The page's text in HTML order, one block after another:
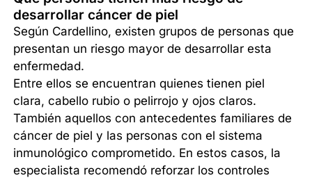
desarrollar cáncer de piel
Según Cardellino, existen grupos de personas que
presentan un riesgo mayor de desarrollar esta
enfermedad.
Entre ellos se encuentran quienes tienen piel
clara, cabello rubio o pelirrojo y ojos claros.
También aquellos con antecedentes familiares de
cáncer de piel y las personas con el sistema
inmunológico comprometido. En estos casos, la
especialista recomendó reforzar los controles